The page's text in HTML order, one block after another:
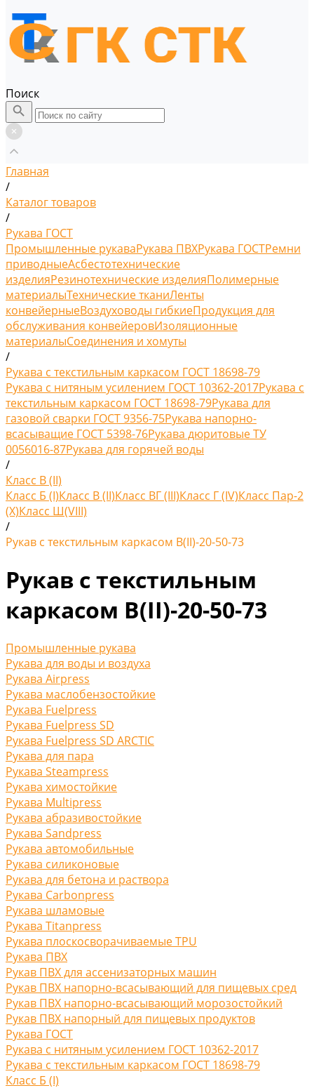
Поиск
Главная
/
Каталог товаров
/
Рукава ГОСТ
Промышленные рукаваРукава ПВХРукава ГОСТРемни
приводныеАсбестотехнические
изделияРезинотехнические изделияПолимерные
материалыТехнические тканиЛенты
конвейерныеВоздуховоды гибкиеПродукция для
обслуживания конвейеровИзоляционные
материалыСоединения и хомуты
/
Рукава с текстильным каркасом ГОСТ 18698-79
Рукава с нитяным усилением ГОСТ 10362-2017Рукава с
текстильным каркасом ГОСТ 18698-79Рукава для
газовой сварки ГОСТ 9356-75Рукава напорно-
всасыващие ГОСТ 5398-76Рукава дюритовые ТУ
0056016-87Рукава для горячей воды
/
Класс В (II)
Класс Б (I)Класс В (II)Класс ВГ (III)Класс Г (IV)Класс Пар-2
(X)Класс Ш(VIII)
/
Рукав с текстильным каркасом В(II)-20-50-73
Рукав с текстильным
каркасом В(II)-20-50-73
Промышленные рукава
Рукава для воды и воздуха
Рукава Airpress
Рукава маслобензостойкие
Рукава Fuelpress
Рукава Fuelpress SD
Рукава Fuelpress SD ARCTIC
Рукава для пара
Рукава Steampress
Рукава химостойкие
Рукава Multipress
Рукава абразивостойкие
Рукава Sandpress
Рукава автомобильные
Рукава силиконовые
Рукава для бетона и раствора
Рукава Carbonpress
Рукава шламовые
Рукава Titanpress
Рукава плоскосворачиваемые TPU
Рукава ПВХ
Рукав ПВХ для ассенизаторных машин
Рукав ПВХ напорно-всасывающий для пищевых сред
Рукав ПВХ напорно-всасывающий морозостойкий
Рукав ПВХ напорный для пищевых продуктов
Рукава ГОСТ
Рукава с нитяным усилением ГОСТ 10362-2017
Рукава с текстильным каркасом ГОСТ 18698-79
Класс Б (I)